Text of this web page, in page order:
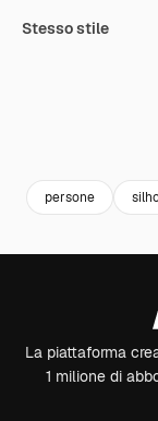
Stesso stile
persone
La piattaforma
1 milione di